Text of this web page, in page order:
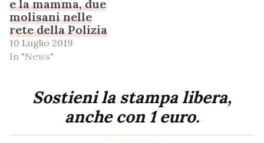
e la mamma, due
molisani nelle
rete della Polizia
10 Luglio 2019
In "News"
Sostieni la stampa libera,
anche con 1 euro.